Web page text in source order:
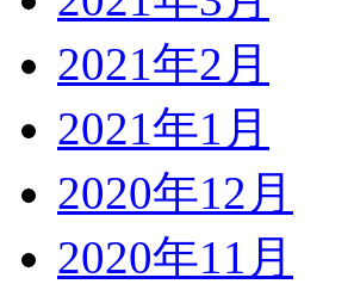
2021年2月
2021年1月
2020年12月
2020年11月